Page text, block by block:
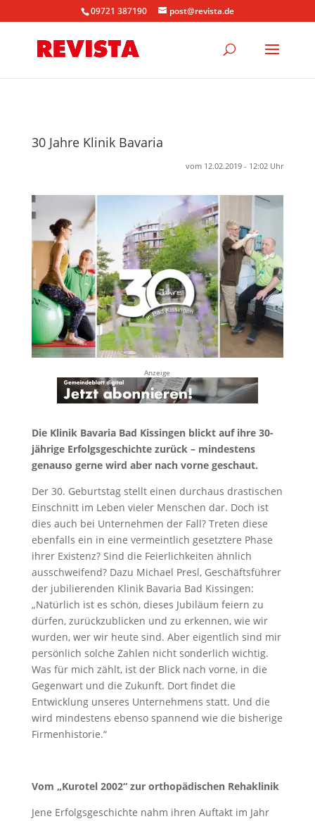
09721 387190 post@revista.de
30 Jahre Klinik Bavaria
vom 12.02.2019 - 12:02 Uhr
Anzeige
Die Klinik Bavaria Bad Kissingen blickt auf ihre 30-
jährige Erfolgsgeschichte zurück – mindestens
genauso gerne wird aber nach vorne geschaut.
Der 30. Geburtstag stellt einen durchaus drastischen
Einschnitt im Leben vieler Menschen dar. Doch ist
dies auch bei Unternehmen der Fall? Treten diese
ebenfalls ein in eine vermeintlich gesetztere Phase
ihrer Existenz? Sind die Feierlichkeiten ähnlich
ausschweifend? Dazu Michael Presl, Geschäftsführer
der jubilierenden Klinik Bavaria Bad Kissingen:
„Natürlich ist es schön, dieses Jubiläum feiern zu
dürfen, zurückzublicken und zu erkennen, wie wir
wurden, wer wir heute sind. Aber eigentlich sind mir
persönlich solche Zahlen nicht sonderlich wichtig.
Was für mich zählt, ist der Blick nach vorne, in die
Gegenwart und die Zukunft. Dort findet die
Entwicklung unseres Unternehmens statt. Und die
wird mindestens ebenso spannend wie die bisherige
Firmenhistorie.“
Vom „Kurotel 2002“ zur orthopädischen Rehaklinik
Jene Erfolgsgeschichte nahm ihren Auftakt im Jahr